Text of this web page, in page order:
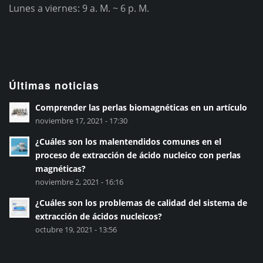
Lunes a viernes: 9 a. M. ~ 6 p. M.
Últimas noticias
Comprender las perlas biomagnéticas en un artículo
noviembre 17, 2021 - 17:30
¿Cuáles son los malentendidos comunes en el
proceso de extracción de ácido nucleico con perlas
magnéticas?
noviembre 2, 2021 - 16:16
¿Cuáles son los problemas de calidad del sistema de
extracción de ácidos nucleicos?
octubre 19, 2021 - 13:56